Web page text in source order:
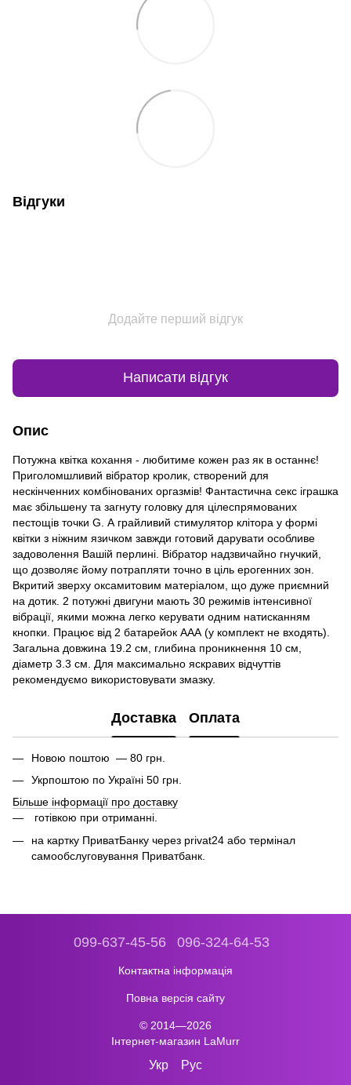
Відгуки
Додайте перший відгук
Написати відгук
Опис
Потужна квітка кохання - любитиме кожен раз як в останнє!
Приголомшливий вібратор кролик, створений для
нескінченних комбінованих оргазмів! Фантастична секс іграшка
має збільшену та загнуту головку для цілеспрямованих
пестощів точки G. А грайливий стимулятор клітора у формі
квітки з ніжним язичком завжди готовий дарувати особливе
задоволення Вашій перлині. Вібратор надзвичайно гнучкий,
що дозволяє йому потрапляти точно в ціль ерогенних зон.
Вкритий зверху оксамитовим матеріалом, що дуже приємний
на дотик. 2 потужні двигуни мають 30 режимів інтенсивної
вібрації, якими можна легко керувати одним натисканням
кнопки. Працює від 2 батарейок ААА (у комплект не входять).
Загальна довжина 19.2 см, глибина проникнення 10 см,
діаметр 3.3 см. Для максимально яскравих відчуттів
рекомендуємо використовувати змазку.
Доставка Оплата
Новою поштою — 80 грн.
Укрпоштою по Україні 50 грн.
Більше інформації про доставку
готівкою при отриманні.
на картку ПриватБанку через privat24 або термінал
самообслуговування Приватбанк.
099-637-45-56 096-324-64-53
Контактна інформація
Повна версія сайту
© 2014—2026
Інтернет-магазин LaMurr
Укр Рус